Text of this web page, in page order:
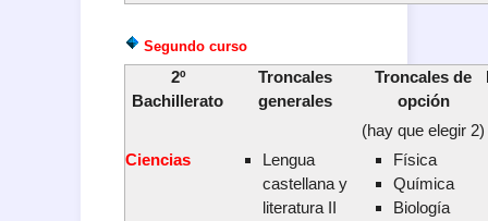
Segundo curso
2º
Bachillerato
Troncales
generales
Troncales de
opción
(hay que elegir 2)
Ciencias
Lengua
castellana y
literatura II
Física
Química
Biología